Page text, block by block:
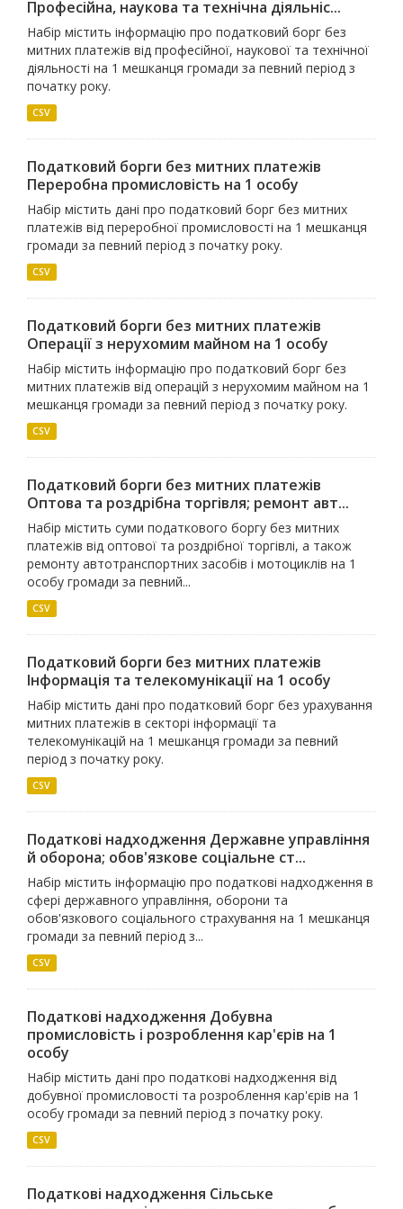
Професiйна, наукова та технiчна дiяльнiс...
Набір містить інформацію про податковий борг без
митних платежів від професійної, наукової та технічної
діяльності на 1 мешканця громади за певний період з
початку року.
CSV
Податковий борги без митних платежів
Переробна промисловiсть на 1 особу
Набір містить дані про податковий борг без митних
платежів від переробної промисловості на 1 мешканця
громади за певний період з початку року.
CSV
Податковий борги без митних платежів
Операцiї з нерухомим майном на 1 особу
Набір містить інформацію про податковий борг без
митних платежів від операцій з нерухомим майном на 1
мешканця громади за певний період з початку року.
CSV
Податковий борги без митних платежів
Оптова та роздрiбна торгiвля; ремонт авт...
Набір містить суми податкового боргу без митних
платежів від оптової та роздрібної торгівлі, а також
ремонту автотранспортних засобів і мотоциклів на 1
особу громади за певний...
CSV
Податковий борги без митних платежів
Iнформацiя та телекомунiкацiї на 1 особу
Набір містить дані про податковий борг без урахування
митних платежів в секторі інформації та
телекомунікацій на 1 мешканця громади за певний
період з початку року.
CSV
Податкові надходження Державне управлiння
й оборона; обов'язкове соцiальне ст...
Набір містить інформацію про податкові надходження в
сфері державного управління, оборони та
обов'язкового соціального страхування на 1 мешканця
громади за певний період з...
CSV
Податкові надходження Добувна
промисловiсть i розроблення кар'єрiв на 1
особу
Набір містить дані про податкові надходження від
добувної промисловості та розроблення кар'єрів на 1
особу громади за певний період з початку року.
CSV
Податкові надходження Сiльське